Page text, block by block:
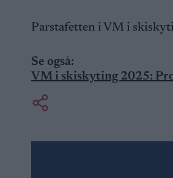
Parstafetten i VM i
Se også:
VM i skiskyting 2025: